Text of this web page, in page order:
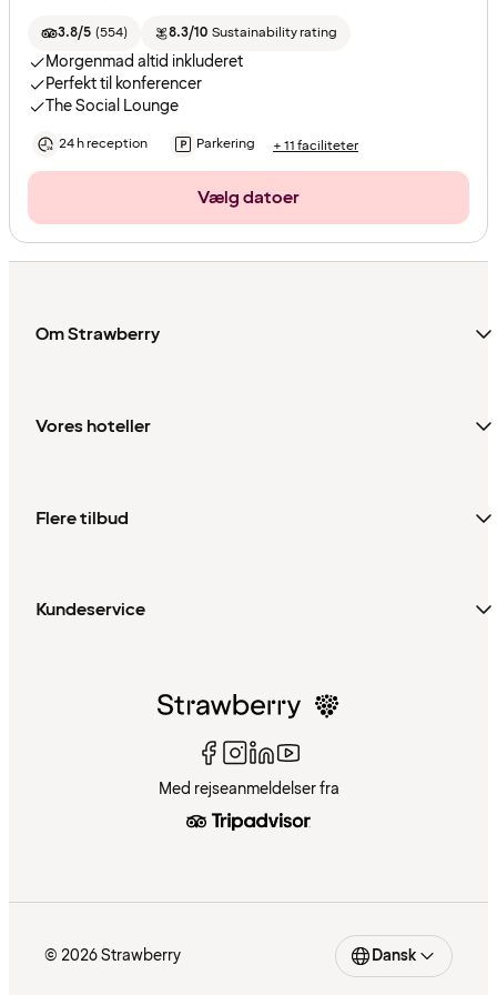
3.8/5 (554) 8.3/10 Sustainability rating
Morgenmad altid inkluderet
Perfekt til konferencer
The Social Lounge
24 h reception Parkering + 11 faciliteter
Vælg datoer
Om Strawberry
Vores hoteller
Flere tilbud
Kundeservice
Med rejseanmeldelser fra
© 2026 Strawberry Dansk